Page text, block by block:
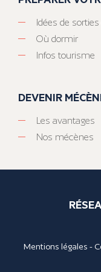
Idées de
Où dormir
Infos tourisme
DEVENIR
Les avantages
Nos mécènes
Mentions légales -